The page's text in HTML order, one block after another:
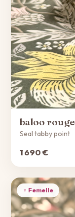
baloo rouge
Seal tabby point
1 690 €
♀ Femelle